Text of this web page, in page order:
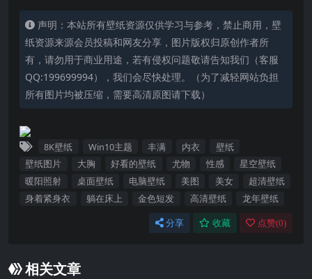
声明：本站所有壁纸资源仅供学习与参考，禁止商用，壁
纸资源来源会员投稿和网友分享，图片版权归原创作者所
有，请勿用于商业用途，若有侵权问题敬请告知我们（客服
QQ:199699994），我们会尽快处理。（为了减轻网站负担
所有图片均被压缩，需要高清原图请下载）
8K壁纸 Win10主题 丰满 内衣
壁纸
壁纸图片
大胸 好看的壁纸 尤物 性感
星空壁纸
暖阳照射
桌面壁纸 电脑壁纸 美图 美女
超清壁纸
身着紧身衣
躺在床上 金色短发 高清壁纸 龙年壁纸
分享 收藏 点赞(0)
相关文章